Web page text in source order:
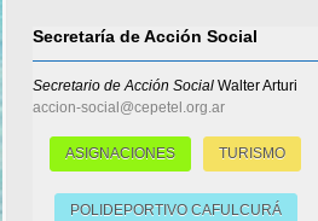
Secretaría de Acción Social
Secretario de Acción Social Walter Arturi
accion-social@cepetel.org.ar
ASIGNACIONES TURISMO
POLIDEPORTIVO CAFULCURÁ